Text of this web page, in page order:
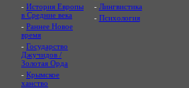
- История Европы
в Средние века
- Раннее Новое
время
- Государство
Джучидов /
Золотая Орда
- Крымское
ханство
- Лингвистика
- Психология